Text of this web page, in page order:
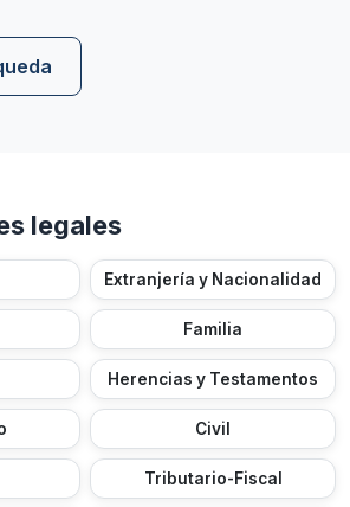
legales
Extranjería y Nacionalidad
Familia
Herencias y Testamentos
Civil
Tributario-Fiscal